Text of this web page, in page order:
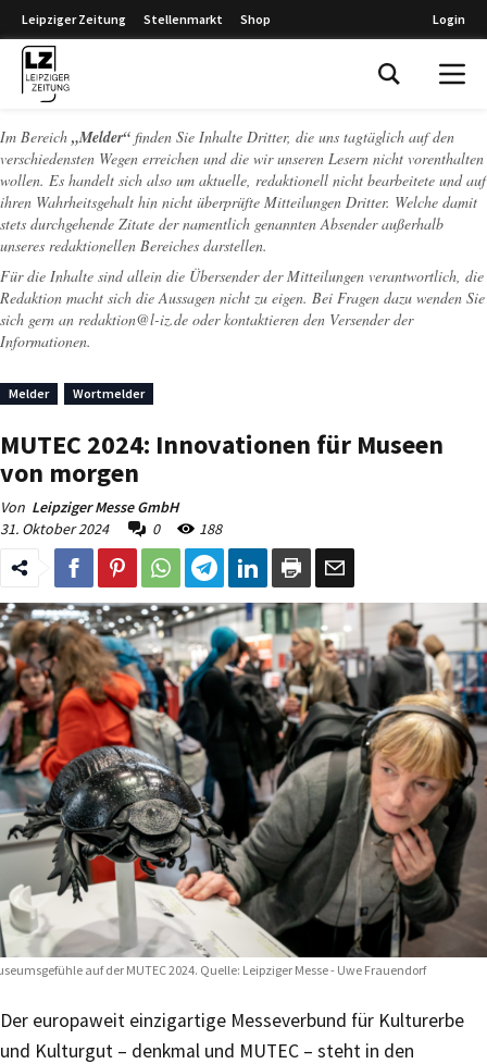
Leipziger Zeitung Stellenmarkt Shop Login
Im Bereich „Melder“ finden Sie Inhalte Dritter, die uns tagtäglich auf den
verschiedensten Wegen erreichen und die wir unseren Lesern nicht vorenthalten
wollen. Es handelt sich also um aktuelle, redaktionell nicht bearbeitete und auf
ihren Wahrheitsgehalt hin nicht überprüfte Mitteilungen Dritter. Welche damit
stets durchgehende Zitate der namentlich genannten Absender außerhalb
unseres redaktionellen Bereiches darstellen.
Für die Inhalte sind allein die Übersender der Mitteilungen verantwortlich, die
Redaktion macht sich die Aussagen nicht zu eigen. Bei Fragen dazu wenden Sie
sich gern an redaktion@l-iz.de oder kontaktieren den Versender der
Informationen.
Melder Wortmelder
MUTEC 2024: Innovationen für Museen
von morgen
Von Leipziger Messe GmbH
31. Oktober 2024
0 188
auf der MUTEC 2024. Quelle: Leipziger Messe - Uwe Frauendorf
Der europaweit einzigartige Messeverbund für Kulturerbe
und Kulturgut – denkmal und MUTEC – steht in den